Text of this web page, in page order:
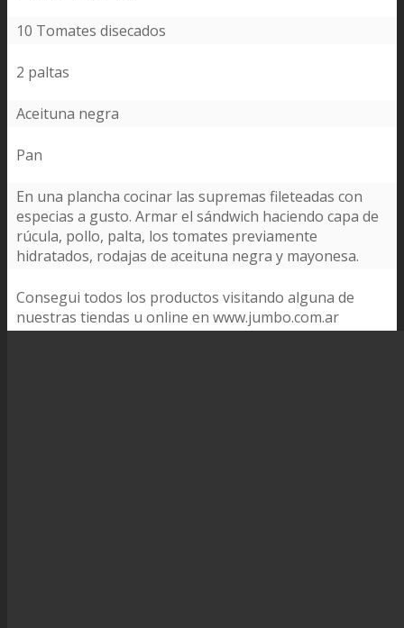
10 Tomates disecados
2 paltas
Aceituna negra
Pan
En una plancha cocinar las supremas fileteadas con
especias a gusto. Armar el sándwich haciendo capa de
rúcula, pollo, palta, los tomates previamente
hidratados, rodajas de aceituna negra y mayonesa.
Consegui todos los productos visitando alguna de
nuestras tiendas u online en www.jumbo.com.ar